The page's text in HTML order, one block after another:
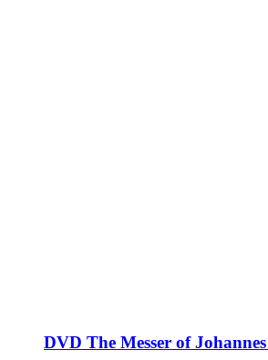
DVD The Messer of